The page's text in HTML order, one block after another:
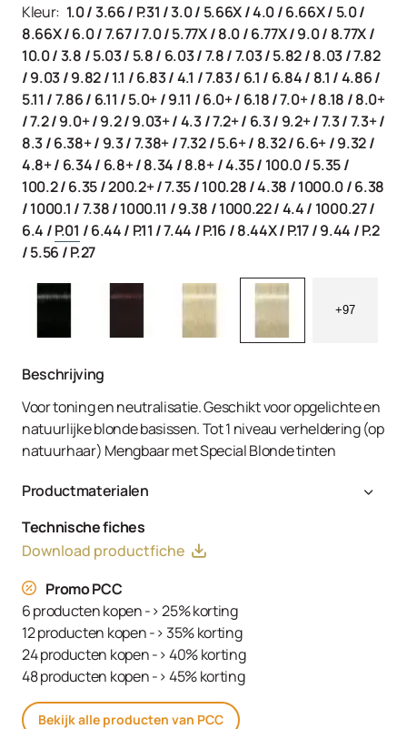
Kleur: 1.0/3.66/ P.31 /3.0/ 5.66X/4.0/6.66X/ 5.0/
8.66X/6.0/7.67/7.0/5.77X/8.0/6.77X/9.0/ 8.77X/
10.0/3.8 /5.03/ 5.8/ 6.03/7.8/7.03/5.82/8.03/7.82
/9.03/9.82/1.1 /6.83/4.1 /7.83/ 6.1 / 6.84/ 8.1 /4.86/
5.11 /7.86/ 6.11 /5.0+/9.11 /6.0+/ 6.18/7.0+/8.18 /8.0+
/7.2/9.0+/9.2/9.03+/4.3/7.2+/ 6.3/ 9.2+/7.3/7.3+/
8.3/6.38+/ 9.3/7.38+/7.32/5.6+/ 8.32/6.6+/9.32/
4.8+/ 6.34/ 6.8+/8.34 /8.8+/4.35/ 100.0/5.35/
100.2/6.35/200.2+/7.35/100.28/4.38 /1000.0/6.38
/1000.1 /7.38/1000.11 /9.38 /1000.22/4.4/ 1000.27/
6.4 /P.01 /6.44/ P.11 /7.44 /P.16 /8.44X/P.17/9.44 /P.2
/5.56 /P.27
+97
Beschrijving
Voor toning en neutralisatie. Geschikt voor opgelichte en
natuurlijke blonde basissen. Tot 1 niveau verheldering (op
natuurhaar) Mengbaar met Special Blonde tinten
Productmaterialen
SE, Ammonium Hydroxide, Toluene-2,5-Diamine Sulfate,
Decyl Oleate, Sodium Cetearyl Sulfate, Resorcinol,
Tetrasodium EDTA, Parfum (Fragrance), Ethanolamine,
m-Aminophenol, Glycerin, 1,3-Bis-(2,4-Diaminophenoxy)
Propane HCl, Serine, PEG-12 Dimethicone, Ascorbic Acid,
Sodium Hydrosulfite, Carbomer, Sodium Sulfate,
Polyquaternium-2, Sodium Chloride, Linoleamidopropyl
PG-Dimonium Chloride Phosphate, Propylene Glycol
Technische fiches
Download productfiche
Promo PCC
6 producten kopen -> 25% korting
12 producten kopen -> 35% korting
24 producten kopen -> 40% korting
48 producten kopen -> 45% korting
Bekijk alle producten van PCC